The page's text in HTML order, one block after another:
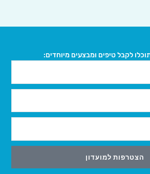
לקבל טיפים ומבצעים מיוחדים:
הצטרפות למועדון